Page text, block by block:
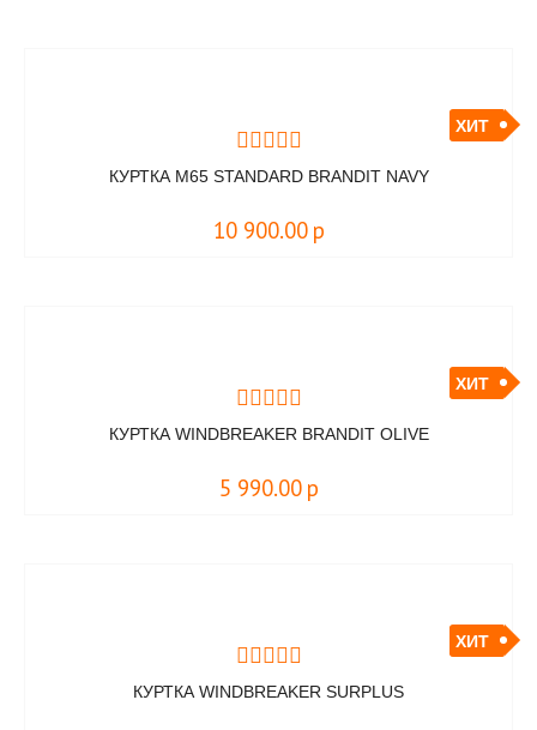
ХИТ
КУРТКА M65 STANDARD BRANDIT NAVY
10 900.00 р
ХИТ
КУРТКА WINDBREAKER BRANDIT OLIVE
5 990.00 р
ХИТ
КУРТКА WINDBREAKER SURPLUS